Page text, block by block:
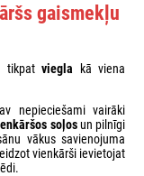
gaismekļu
tikpatviegla kā viena
nepieciešami vairāki
soļosun pilnīgi
vākus savienojuma
vienkārši ievietojat